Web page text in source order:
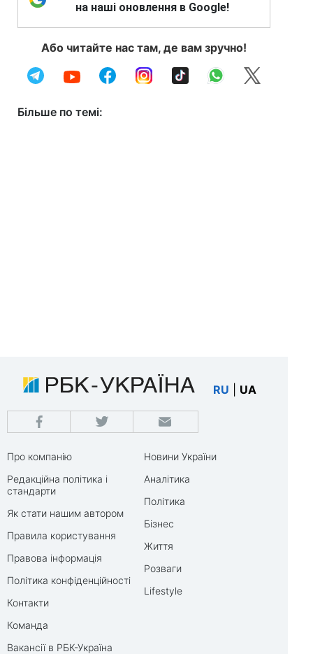
на наші оновлення в Google!
Або читайте нас там, де вам зручно!
Більше по темі:
RU UA
Про компанію
Редакційна політика і
стандарти
Як стати нашим автором
Правила користування
Правова інформація
Політика конфіденційності
Контакти
Команда
Вакансії в РБК-Україна
Новини України
Аналітика
Політика
Бізнес
Життя
Розваги
Lifestyle